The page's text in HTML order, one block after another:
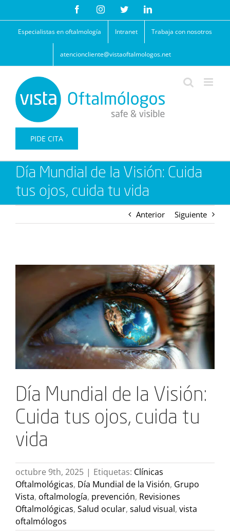
contenido
FacebookInstagramTwitterLinkedIn
Especialistas en oftalmología Intranet Trabaja con nosotros
atencioncliente@vistaoftalmologos.net
PIDE CITA
Día Mundial de la Visión: Cuida
tus ojos, cuida tu vida
Anterior Siguiente
Día Mundial de la Visión:
Cuida tus ojos, cuida tu
vida
octubre 9th, 2025 | Etiquetas: Clínicas
Oftalmológicas, Día Mundial de la Visión, Grupo
Vista, oftalmología, prevención, Revisiones
Oftalmológicas, Salud ocular, salud visual, vista
oftalmólogos